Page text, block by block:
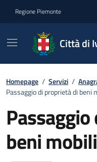
Regione Piemonte
Città di
Homepage / Servizi /
Passaggio di proprietà di beni
beni